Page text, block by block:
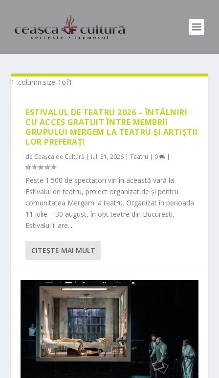
ESTIVALUL DE TEATRU 2026 – ÎNTÂLNIRI
CU ACCES GRATUIT ÎNTRE MEMBRII
GRUPULUI MERGEM LA TEATRU ȘI ARTIȘTII
LOR PREFERAȚI
de Ceașca de Cultură | iul. 31, 2026 |Teatru | 0 |
Peste 1.500 de spectatori vin în această vară la
Estivalul de teatru, proiect organizat de și pentru
comunitatea Mergem la teatru. Organizat în perioada
11 iulie – 30 august, în opt teatre din București,
Estivalul îi are...
CITEŞTE MAI MULT